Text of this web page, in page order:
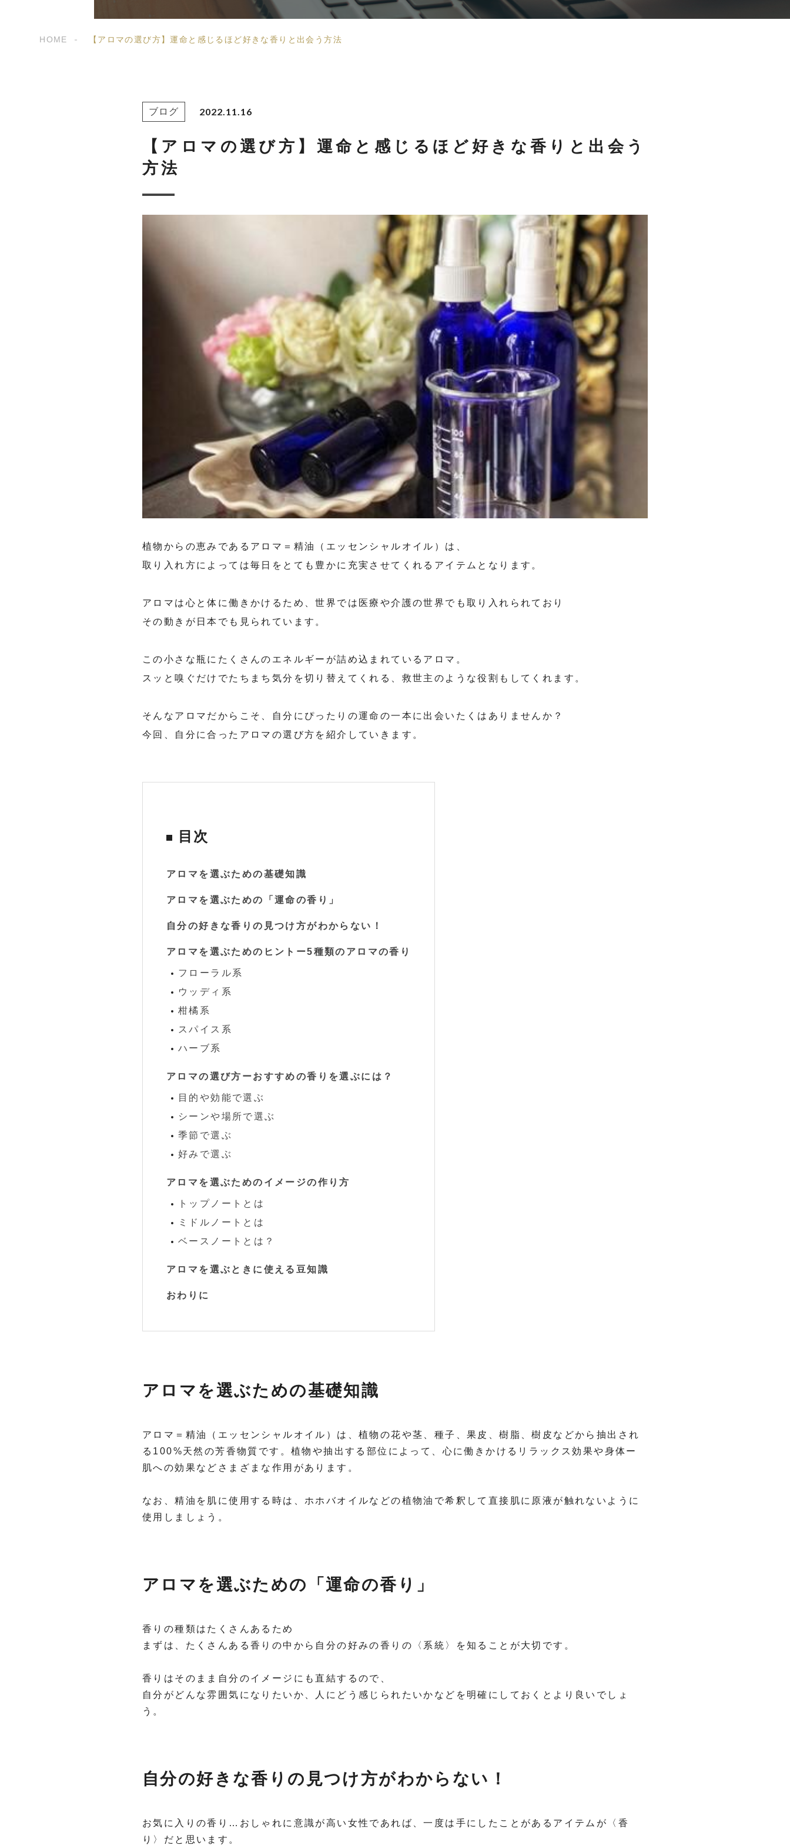
HOME 【アロマの選び方】運命と感じるほど好きな香りと出会う方法
ブログ 2022.11.16
【アロマの選び方】運命と感じるほど好きな香りと出会う
方法
植物からの恵みであるアロマ＝精油（エッセンシャルオイル）は、
取り入れ方によっては毎日をとても豊かに充実させてくれるアイテムとなります。
アロマは心と体に働きかけるため、世界では医療や介護の世界でも取り入れられており
その動きが日本でも見られています。
この小さな瓶にたくさんのエネルギーが詰め込まれているアロマ。
スッと嗅ぐだけでたちまち気分を切り替えてくれる、救世主のような役割もしてくれます。
そんなアロマだからこそ、自分にぴったりの運命の一本に出会いたくはありませんか？
今回、自分に合ったアロマの選び方を紹介していきます。
目次
アロマを選ぶための基礎知識
アロマを選ぶための「運命の香り」
自分の好きな香りの見つけ方がわからない！
アロマを選ぶためのヒントー5種類のアロマの香り
フローラル系
ウッディ系
柑橘系
スパイス系
ハーブ系
アロマの選び方ーおすすめの香りを選ぶには？
目的や効能で選ぶ
シーンや場所で選ぶ
季節で選ぶ
好みで選ぶ
アロマを選ぶためのイメージの作り方
トップノートとは
ミドルノートとは
ベースノートとは？
アロマを選ぶときに使える豆知識
おわりに
アロマを選ぶための基礎知識
アロマ＝精油（エッセンシャルオイル）は、植物の花や茎、種子、果皮、樹脂、樹皮などから抽出され
る100%天然の芳香物質です。植物や抽出する部位によって、心に働きかけるリラックス効果や身体ー
肌への効果などさまざまな作用があります。
なお、精油を肌に使用する時は、ホホバオイルなどの植物油で希釈して直接肌に原液が触れないように
使用しましょう。
アロマを選ぶための「運命の香り」
香りの種類はたくさんあるため
まずは、たくさんある香りの中から自分の好みの香りの〈系統〉を知ることが大切です。
香りはそのまま自分のイメージにも直結するので、
自分がどんな雰囲気になりたいか、人にどう感じられたいかなどを明確にしておくとより良いでしょ
う。
自分の好きな香りの見つけ方がわからない！
お気に入りの香り…おしゃれに意識が高い女性であれば、一度は手にしたことがあるアイテムが〈香
り〉だと思います。